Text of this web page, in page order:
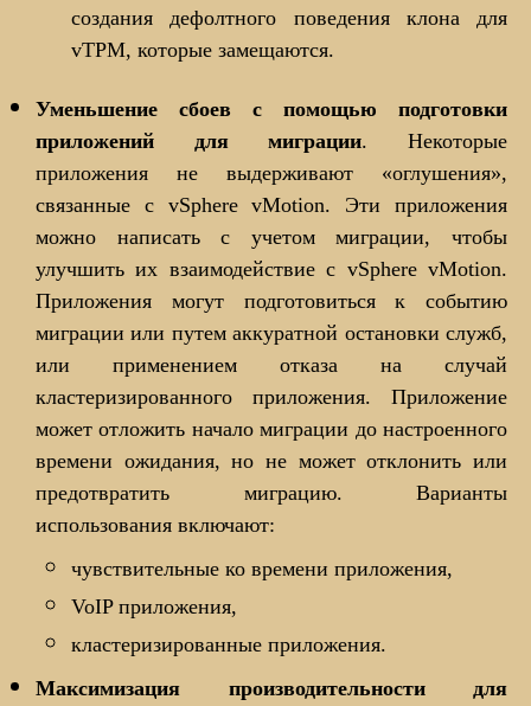
создания дефолтного поведения клона для
vTPM, которые замещаются.
Уменьшение сбоев с помощью подготовки
приложений для миграции. Некоторые
приложения не выдерживают «оглушения»,
связанные с vSphere vMotion. Эти приложения
можно написать с учетом миграции, чтобы
улучшить их взаимодействие с vSphere vMotion.
Приложения могут подготовиться к событию
миграции или путем аккуратной остановки служб,
или применением отказа на случай
кластеризированного приложения. Приложение
может отложить начало миграции до настроенного
времени ожидания, но не может отклонить или
предотвратить миграцию. Варианты
использования включают:
чувствительные ко времени приложения,
​VoIP приложения,
кластеризированные приложения.
Максимизация производительности для